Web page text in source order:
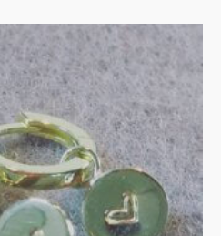
met 14 ct
bedels